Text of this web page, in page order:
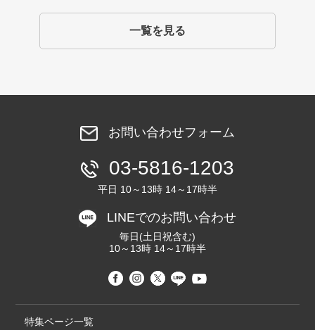
一覧を見る
お問い合わせフォーム
03-5816-1203
平日 10～13時 14～17時半
LINEでのお問い合わせ
毎日(土日祝含む)
10～13時 14～17時半
特集ページ一覧